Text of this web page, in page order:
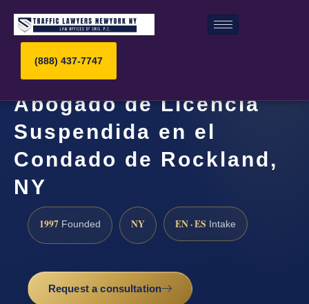
(888) 437-7747
Abogado de Licencia
Suspendida en el
Condado de Rockland,
NY
1997 Founded NY EN · ES Intake
Request a consultation